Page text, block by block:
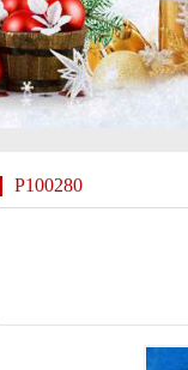
P100280